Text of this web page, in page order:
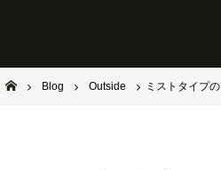
池田市石橋の美容室ならヘアサロンSolana
Blog Outside ミストタイプ